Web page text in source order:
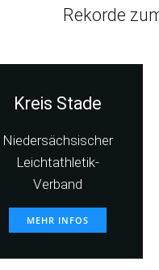
Rekorde
Kreis Stade
Niedersächsischer
Leichtathletik-
Verband
MEHR INFOS